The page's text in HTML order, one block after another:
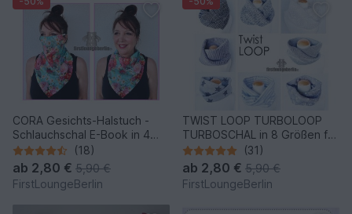
CORA Gesichts-Halstuch -
Schlauchschal E-Book in 4
Größen für die Familie
Schnittmuster & Nähanleitung
- DIY Design von
firstloungeberlin
(18)
ab 2,80 € 5,90 €
FirstLoungeBerlin
TWIST LOOP TURBOLOOP
TURBOSCHAL in 8 Größen für
die ganze Familie
Schnittmuster & Nähanleitung
- DIY Design von
firstloungeberlin
(31)
ab 2,80 € 5,90 €
FirstLoungeBerlin